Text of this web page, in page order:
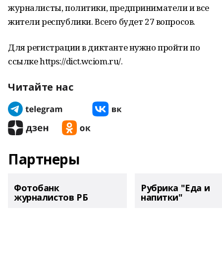
журналисты, политики, предприниматели и все
жители республики. Всего будет 27 вопросов.
Для регистрации в диктанте нужно пройти по
ссылке https://dict.wciom.ru/.
Читайте нас
Партнеры
Фотобанк
журналистов РБ
Рубрика "Еда и
напитки"